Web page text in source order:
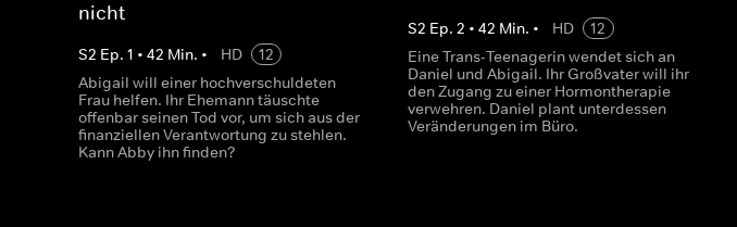
nicht
S2 Ep. 1 • 42 Min. • HD
12
Abigail will einer hochverschuldeten
Frau helfen. Ihr Ehemann täuschte
offenbar seinen Tod vor, um sich aus der
finanziellen Verantwortung zu stehlen.
Kann Abby ihn finden?
S2 Ep.2 •42 Min. • HD
12
Eine Trans-Teenagerin wendet sich an
Daniel und Abigail. Ihr Großvater will ihr
den Zugang zu einer Hormontherapie
verwehren. Daniel plant unterdessen
Veränderungen im Büro.